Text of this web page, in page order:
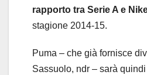
rapporto tra Serie A e
stagione 2014-15.
Puma – che già fornisce
Sassuolo, ndr – sarà